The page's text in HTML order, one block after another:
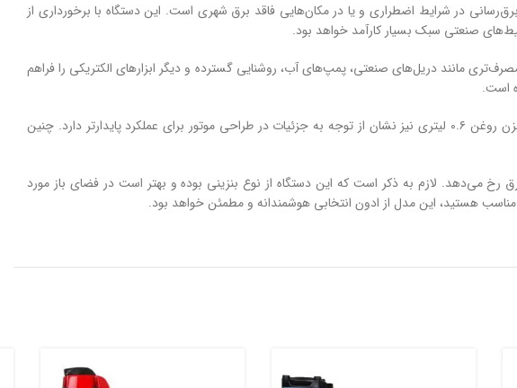
برق‌رسانی در شرایط اضطراری ویا درمکان‌هایی فاقد برق شهری است. ایندستگاه با برخورداری از
صنعتی سبک بسیار کارآمد خواهد بود.
مانند دریل‌های صنعتی،پمپ‌هایآب، روشناییگسترده و دیگر ابزارهای الکتریکی رافراهم
است.
روغن ۰.۶ لیتری نیز نشان ازتوجه به جزئیاتدرطراحیموتور برای عملکردپایدارتردارد. چنین
رخمی‌دهد. لازم بهذکر استکه این دستگاه از نوع بنزینی بوده و بهتر است درفضای باز مورد
مناسبهستید، اینمدل از ادون انتخابی هوشمندانه و مطمئنخواهد بود.